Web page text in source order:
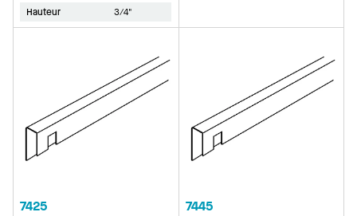
Hauteur
3/4"
7425 7445